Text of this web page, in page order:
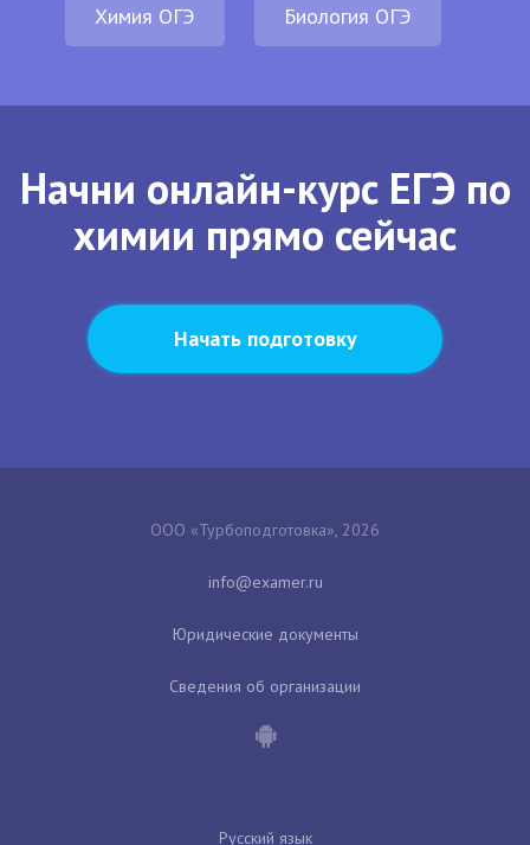
Химия ОГЭ Биология ОГЭ
Начни онлайн-курс ЕГЭ по
химии прямо сейчас
Начать подготовку
ООО «Турбоподготовка», 2026
Юридические документы
Сведения об организации
Русский язык